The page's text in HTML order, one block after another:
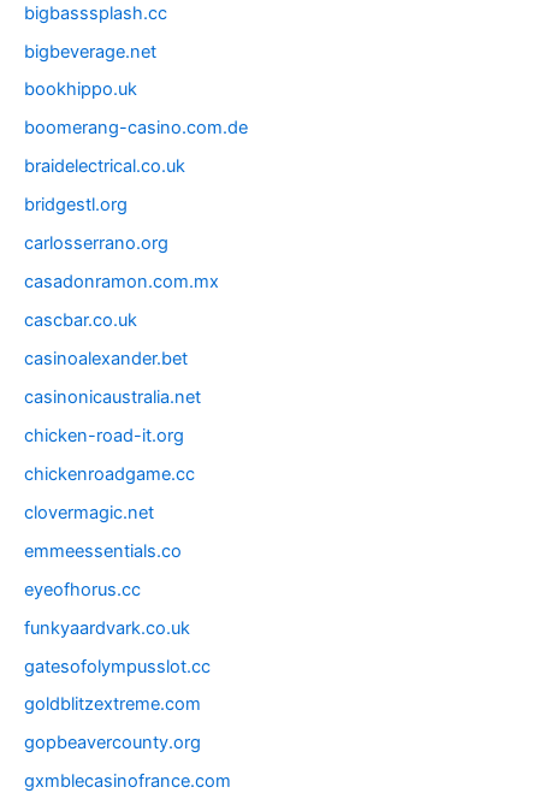
bigbasssplash.cc
bigbeverage.net
bookhippo.uk
boomerang-casino.com.de
braidelectrical.co.uk
bridgestl.org
carlosserrano.org
casadonramon.com.mx
cascbar.co.uk
casinoalexander.bet
casinonicaustralia.net
chicken-road-it.org
chickenroadgame.cc
clovermagic.net
emmeessentials.co
eyeofhorus.cc
funkyaardvark.co.uk
gatesofolympusslot.cc
goldblitzextreme.com
gopbeavercounty.org
gxmblecasinofrance.com